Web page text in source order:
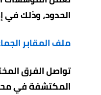
الحدود، وذلك في
ملف المقابر
تواصل الفرق
المكتشفة في